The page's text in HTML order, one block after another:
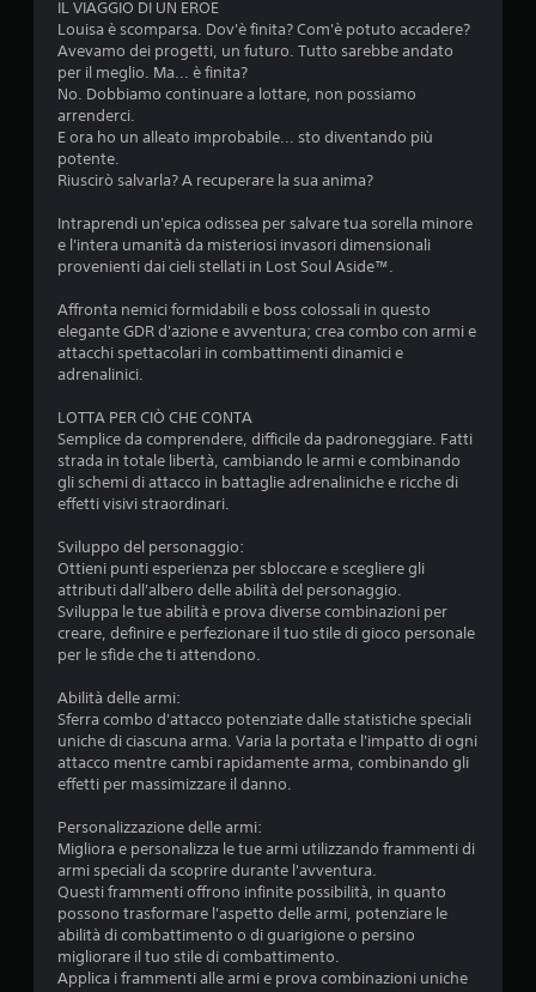
7
v
t
z
n
i
o
n
o
a
n
c
h
c
m
u
n
c
a
t
e
i
s
i
v
a
e
n
t
e
o
t
a
m
i
t
e
a
v
i
b
r
a
z
i
o
n
o
d
i
s
p
o
n
i
b
i
l
o
p
z
i
o
n
i
p
e
r
i
n
v
e
r
t
i
r
e
l
e
l
e
v
e
t
t
e
.
G
u
r
a
n
t
e
l
e
p
e
r
e
n
z
a
i
g
i
o
c
o
g
l
i
i
n
e
r
m
e
z
i
(
s
o
l
o
g
i
IL VIAGGIO DI UN EROE
Louisa è scomparsa. Dov'è finita? Com'è potuto accadere?
Avevamo dei progetti, un futuro. Tutto sarebbe andato
per il meglio. Ma... è finita?
No. Dobbiamo continuare a lottare, non possiamo
arrenderci.
E ora ho un alleato improbabile... sto diventando più
potente.
Riuscirò salvarla? A recuperare la sua anima?
Intraprendi un'epica odissea per salvare tua sorella minore
e l'intera umanità da misteriosi invasori dimensionali
provenienti dai cieli stellati in Lost Soul Aside™.
Affronta nemici formidabili e boss colossali in questo
elegante GDR d'azione e avventura; crea combo con armi e
attacchi spettacolari in combattimenti dinamici e
adrenalinici.
LOTTA PER CIÒ CHE CONTA
Semplice da comprendere, difficile da padroneggiare. Fatti
strada in totale libertà, cambiando le armi e combinando
gli schemi di attacco in battaglie adrenaliniche e ricche di
effetti visivi straordinari.
Sviluppo del personaggio:
Ottieni punti esperienza per sbloccare e scegliere gli
attributi dall'albero delle abilità del personaggio.
Sviluppa le tue abilità e prova diverse combinazioni per
creare, definire e perfezionare il tuo stile di gioco personale
per le sfide che ti attendono.
Abilità delle armi:
Sferra combo d'attacco potenziate dalle statistiche speciali
uniche di ciascuna arma. Varia la portata e l'impatto di ogni
attacco mentre cambi rapidamente arma, combinando gli
effetti per massimizzare il danno.
Personalizzazione delle armi:
Migliora e personalizza le tue armi utilizzando frammenti di
armi speciali da scoprire durante l'avventura.
Questi frammenti offrono infinite possibilità, in quanto
possono trasformare l'aspetto delle armi, potenziare le
abilità di combattimento o di guarigione o persino
migliorare il tuo stile di combattimento.
Applica i frammenti alle armi e prova combinazioni uniche